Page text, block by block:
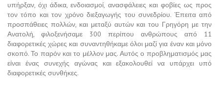
υπήρξαν, όχι άδικα, ενδοιασμοί, ανασφάλειες και φοβίες ως προς
τον τόπο και τον χρόνο διεξαγωγής του συνεδρίου. Έπειτα από
προσπάθειες πολλών, και μεταξύ αυτών και του Γρηγόρη με την
Ανατολή, φιλοξενήσαμε 300 περίπου ανθρώπους από 11
διαφορετικές χώρες και συναντηθήκαμε όλοι μαζί για έναν και μόνο
σκοπό. Το παρόν και το μέλλον μας. Αυτός ο προβληματισμός μας
είναι ένας συνεχής αγώνας και εξακολουθεί να υπάρχει υπό
διαφορετικές συνθήκες.